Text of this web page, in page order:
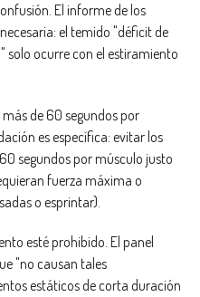
El informe de los
el temido "déficit de
solo ocurre con el estiramiento
de 60 segundos por
es específica: evitar los
segundos por músculo justo
fuerza máxima o
o esprintar).
esté prohibido. El panel
"no causan tales
estáticos de corta duración